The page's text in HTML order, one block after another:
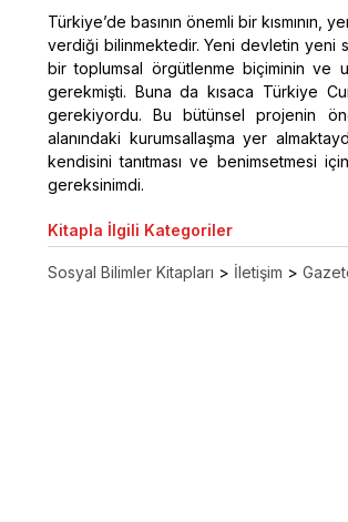
Türkiye’de basının önemli bir
verdiği bilinmektedir. Yeni devletin yeni
bir toplumsal örgütlenme biçiminin ve
gerekmişti. Buna da kısaca Türkiye
gerekiyordu. Bu bütünsel projenin
alanındaki kurumsallaşma yer
kendisini tanıtması ve benimsetmesi
gereksinimdi.
Kitapla İlgili Kategoriler
Sosyal Bilimler Kitapları > İletişim >